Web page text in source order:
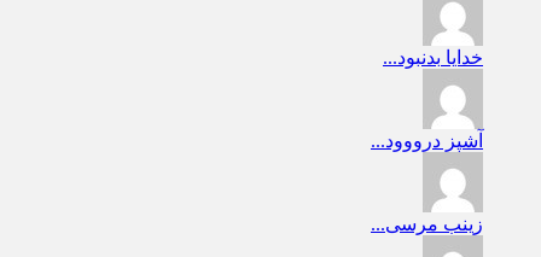
خدایا بدنبود...
آشپز درووود...
زینب مرسی...